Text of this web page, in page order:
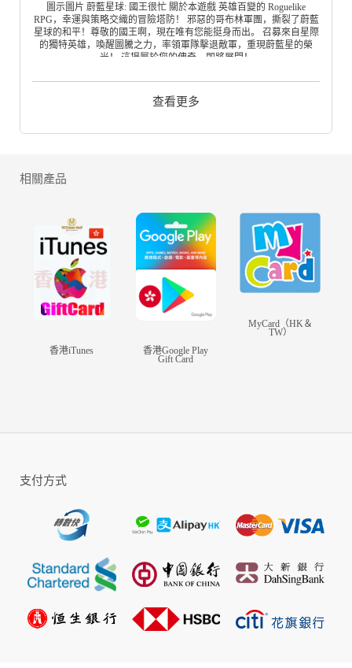
圖示圖片 蔚藍星球: 國王很忙 關於本遊戲 英雄百變的 Roguelike
RPG，幸運與策略交織的冒險塔防！ 邪惡的哥布林軍團，撕裂了蔚藍
星球的和平！尊敬的國王啊，現在唯有您能挺身而出。 召募來自星際
的獨特英雄，喚醒圖騰之力，率領軍隊擊退敵軍，重現蔚藍星的榮
光！ 這場屬於您的傳奇，即將展開！
查看更多
相關產品
香港iTunes 香港Google Play
Gift Card
MyCard（HK＆
TW）
支付方式